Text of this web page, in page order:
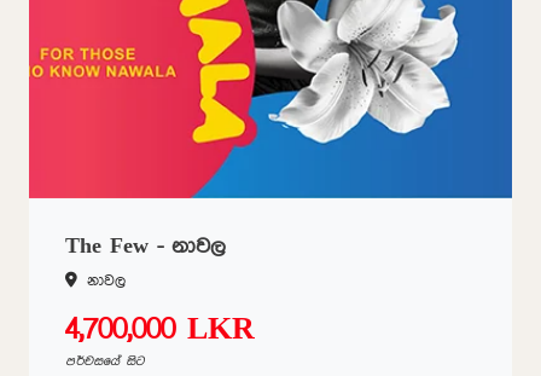
The Few - නාවල
නාවල
4,700,000 LKR
පර්චසයේ සිට